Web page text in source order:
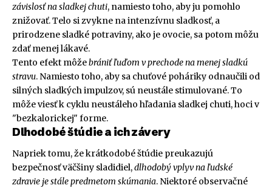
závislosť na sladkej chuti, namiesto toho, aby ju pomohlo
znižovať. Telo si zvykne na intenzívnu sladkosť, a
prirodzene sladké potraviny, ako je ovocie, sa potom môžu
zdať menej lákavé.
Tento efekt môžebrániť ľuďom v prechode na menej sladkú
stravu. Namiesto toho, aby sa chuťové poháriky odnaučili od
silných sladkých impulzov, sú neustále stimulované. To
môže viesť k cyklu neustáleho hľadania sladkej chuti, hoci v
"bezkalorickej" forme.
Dlhodobé štúdie a ich závery
Napriek tomu, že krátkodobé štúdie preukazujú
bezpečnosť väčšiny sladidiel,dlhodobý vplyv na ľudské
zdravie je stále predmetom skúmania. Niektoré observačné